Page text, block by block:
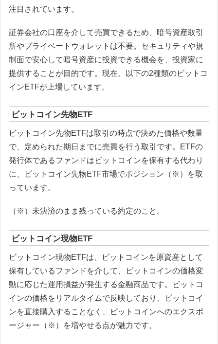
注目されています。
証券会社の口座を介して売買できるため、暗号資産取引
所やプライベートウォレットは不要。セキュリティや規
制面で安心して暗号資産に投資できる機会を、投資家に
提供することが目的です。現在、以下の2種類のビットコ
インETFが上場しています。
ビットコイン先物ETF
ビットコイン先物ETFは取引の時点で決めた価格や数量
で、定められた期日までに売買を行う取引です。ETFの
発行体であるファンドはビットコインを保有する代わり
に、ビットコイン先物ETF市場でポジション（※）を取
っています。
（※）未決済のまま残っている約定のこと。
ビットコイン現物ETF
ビットコイン現物ETFは、ビットコインを原資産として
保有しているファンドを介して、ビットコインの価格変
動に応じた運用損益が発生する金融商品です。ビットコ
インの価格をリアルタイムで反映しており、ビットコイ
ンを直接購入することなく、ビットコインへのエクスポ
ージャー（※）を増やせる点が魅力です。